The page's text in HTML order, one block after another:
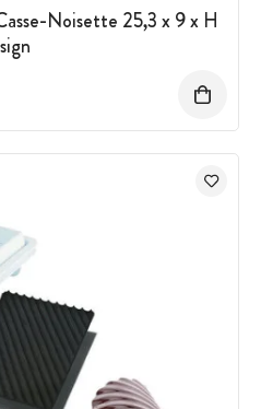
Noisette 25,3 x 9 x H